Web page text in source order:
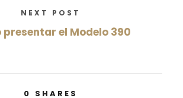
NEXT POST
presentar el Modelo 390
0 SHARES